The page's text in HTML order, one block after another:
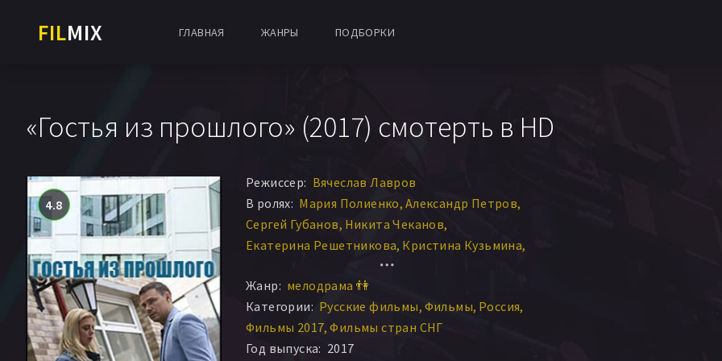
FILMIX ГЛАВНАЯ ЖАНРЫ ПОДБОРКИ
«Гостья из прошлого» (2017) смотерть в HD
4.8
Режиссер: Вячеслав Лавров
В ролях: Мария Полиенко Александр Петров
Сергей Губанов Никита Чеканов
Екатерина Решетникова Кристина Кузьмина
Илья Глазунов
Андрей Смелов Павел Асеев
Жанр: мелодрама 👫
Категории: Русские фильмы Фильмы Россия
Фильмы 2017 Фильмы стран СНГ
Год выпуска: 2017